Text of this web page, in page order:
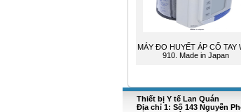
MÁY ĐO HUYẾT ÁP CỔ TAY
910. Made in Japan
Thiết bị Y tế Lan Quán
Địa chỉ 1: Số 143 Nguyễn